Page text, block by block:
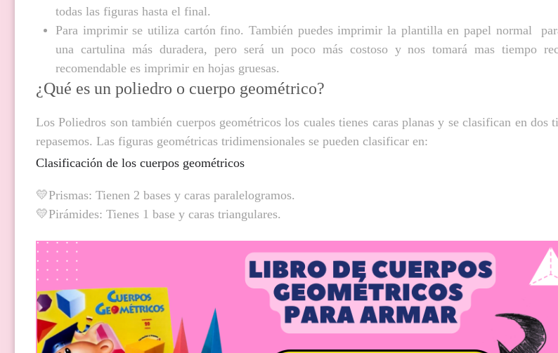
todas las figuras hasta el final.
Para imprimir se utiliza cartón fino. También puedes imprimir la plantilla en papel normal
una cartulina más duradera, pero será un poco más costoso y nos tomará mas tiempo
recomendable es imprimir en hojas gruesas.
¿Qué es un poliedro o cuerpo geométrico?
Los Poliedros son también cuerpos geométricos los cuales tienes caras planas y se clasifican en dos
repasemos. Las figuras geométricas tridimensionales se pueden clasificar en:
Clasificación de los cuerpos geométricos
💛Prismas: Tienen 2 bases y caras paralelogramos.
💛Pirámides: Tienes 1 base y caras triangulares.